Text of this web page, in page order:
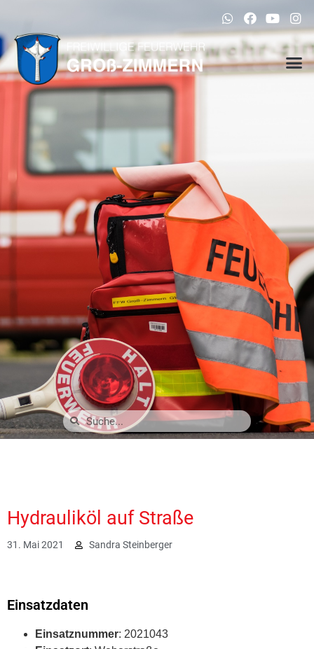
Hydrauliköl auf Straße
31. Mai 2021 Sandra Steinberger
Einsatzdaten
Einsatznummer: 2021043